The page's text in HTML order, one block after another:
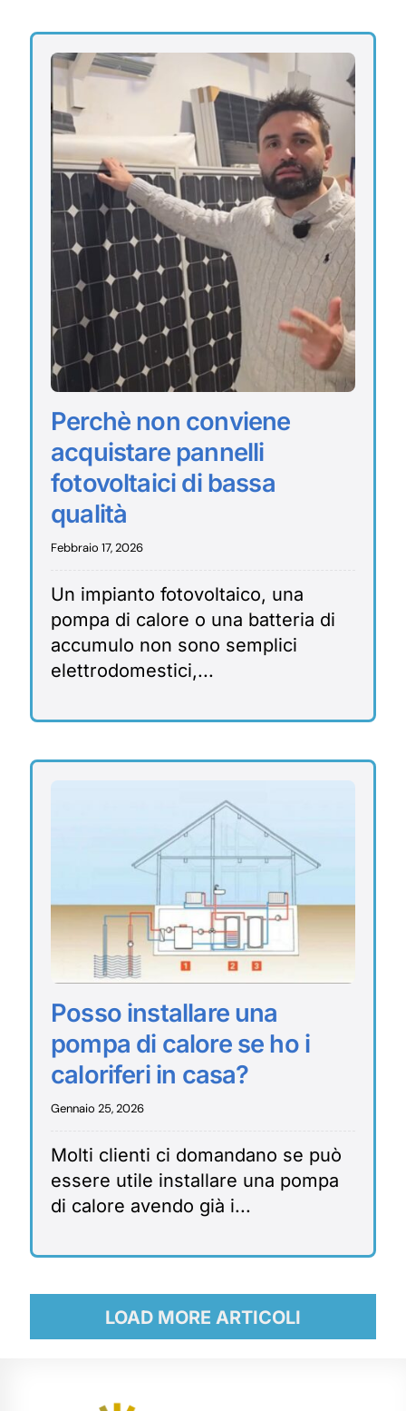
Perchè non conviene
acquistare pannelli
fotovoltaici di bassa
qualità
Febbraio 17, 2026
Un impianto fotovoltaico, una
pompa di calore o una batteria di
accumulo non sono semplici
elettrodomestici,...
Posso installare una
pompa di calore se ho i
caloriferi in casa?
Gennaio 25, 2026
Molti clienti ci domandano se può
essere utile installare una pompa
di calore avendo già i...
LOAD MORE ARTICOLI